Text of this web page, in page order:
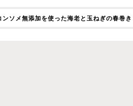
ンソメ無添加を使った海老と玉ねぎの春巻